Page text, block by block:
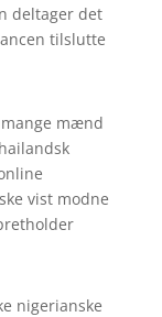
deltager det
tilslutte
mænd
vist modne
nigerianske